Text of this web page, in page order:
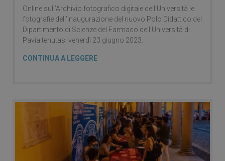
Online sull’Archivio fotografico digitale dell’Università le
fotografie dell’inaugurazione del nuovo Polo Didattico del
Dipartimento di Scienze del Farmaco dell’Università di
Pavia tenutasi venerdì 23 giugno 2023.
CONTINUA A LEGGERE